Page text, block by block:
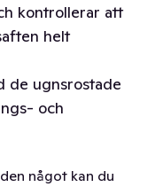
kontrollerar att
helt
de ugnsrostade
och
något kan du